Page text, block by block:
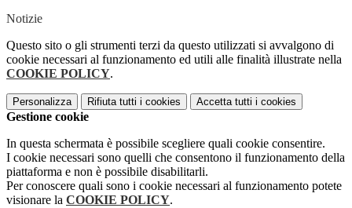
Notizie
Questo sito o gli strumenti terzi da questo utilizzati si avvalgono di
cookie necessari al funzionamento ed utili alle finalità illustrate nella
COOKIE POLICY.
Personalizza Rifiuta tutti i cookies Accetta tutti i cookies
Gestione cookie
In questa schermata è possibile scegliere quali cookie consentire.
I cookie necessari sono quelli che consentono il funzionamento della
piattaforma e non è possibile disabilitarli.
Per conoscere quali sono i cookie necessari al funzionamento potete
visionare la COOKIE POLICY.